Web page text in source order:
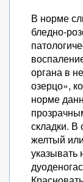
В норме
бледно-
органа в
озерцо»,
норме
складки. В
желтый
указывать